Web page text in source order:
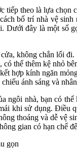
tiếp theo là lựa
bố trí nhà vệ
Dưới đây là một số
không chắn lối đi.
có thể thêm kệ nhỏ
hợp kính ngăn
ánh sáng và
ngôi nhà, bạn có
khi sử dụng. Điều
thoáng và dễ vệ
gian có hạn chế